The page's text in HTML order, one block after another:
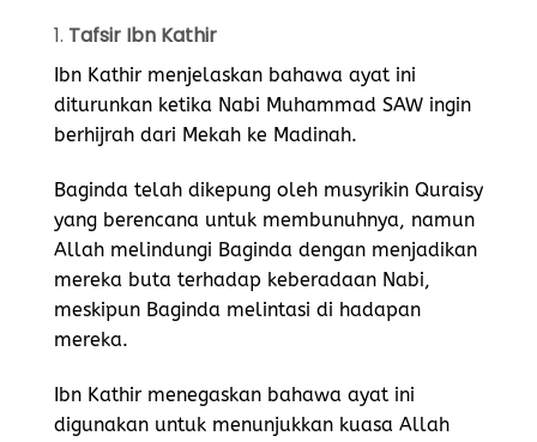
1. Tafsir Ibn Kathir
Ibn Kathir menjelaskan bahawa ayat ini
diturunkan ketika Nabi Muhammad SAW ingin
berhijrah dari Mekah ke Madinah.
Baginda telah dikepung oleh musyrikin Quraisy
yang berencana untuk membunuhnya, namun
Allah melindungi Baginda dengan menjadikan
mereka buta terhadap keberadaan Nabi,
meskipun Baginda melintasi di hadapan
mereka.
Ibn Kathir menegaskan bahawa ayat ini
digunakan untuk menunjukkan kuasa Allah